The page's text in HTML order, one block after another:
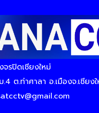
รปิดเชียงใหม่
ม.4 ต.ท่าศาลา อ.เมืองจ.เชีย